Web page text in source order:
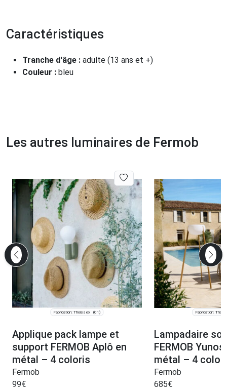
Caractéristiques
Tranche d'âge : adulte (13 ans et +)
Couleur : bleu
Les autres luminaires de Fermob
Fabrication: Thoissey (01)
Applique pack lampe et
support FERMOB Aplô en
métal – 4 coloris
Fermob
99€
Fabrication:
Lampadaire
FERMOB
métal – 4
Fermob
685€